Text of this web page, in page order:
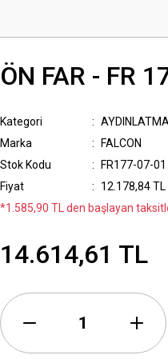
ÖN FAR - FR
Kategori
Marka
FALCON
Stok Kodu
FR177-07-01
Fiyat
12.178,84 TL
*1.585,90 TL den başlayan
14.614,61 TL